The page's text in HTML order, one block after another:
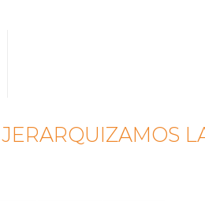
JERARQUIZAMOS